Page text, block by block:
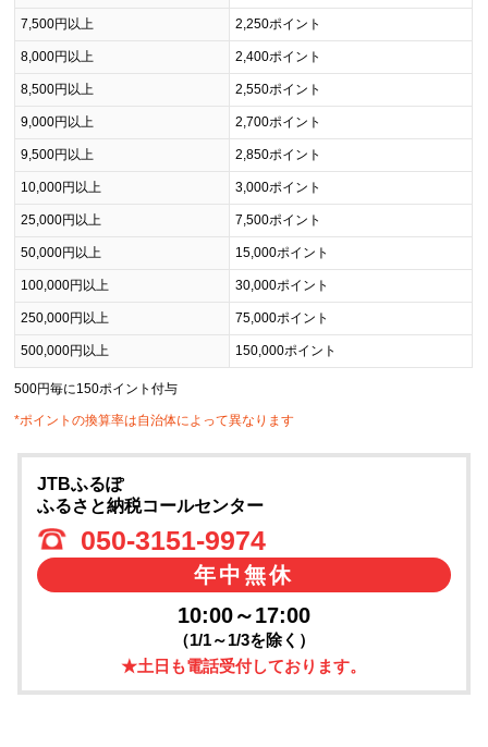
7,500円以上 2,250ポイント
8,000円以上 2,400ポイント
8,500円以上 2,550ポイント
9,000円以上 2,700ポイント
9,500円以上 2,850ポイント
10,000円以上 3,000ポイント
25,000円以上 7,500ポイント
50,000円以上 15,000ポイント
100,000円以上 30,000ポイント
250,000円以上 75,000ポイント
500,000円以上 150,000ポイント
500円毎に150ポイント付与
*ポイントの換算率は自治体によって異なります
JTBふるぽ
ふるさと納税コールセンター
050-3151-9974
年中無休
10:00～17:00
（1/1～1/3を除く）
★土日も電話受付しております。